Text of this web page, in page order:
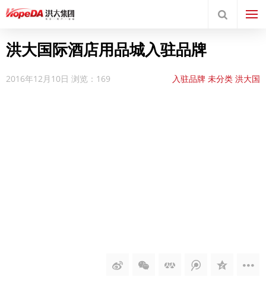
洪大国际酒店用品城入驻品牌
2016年12月10日 浏览：169 入驻品牌 未分类 洪大国